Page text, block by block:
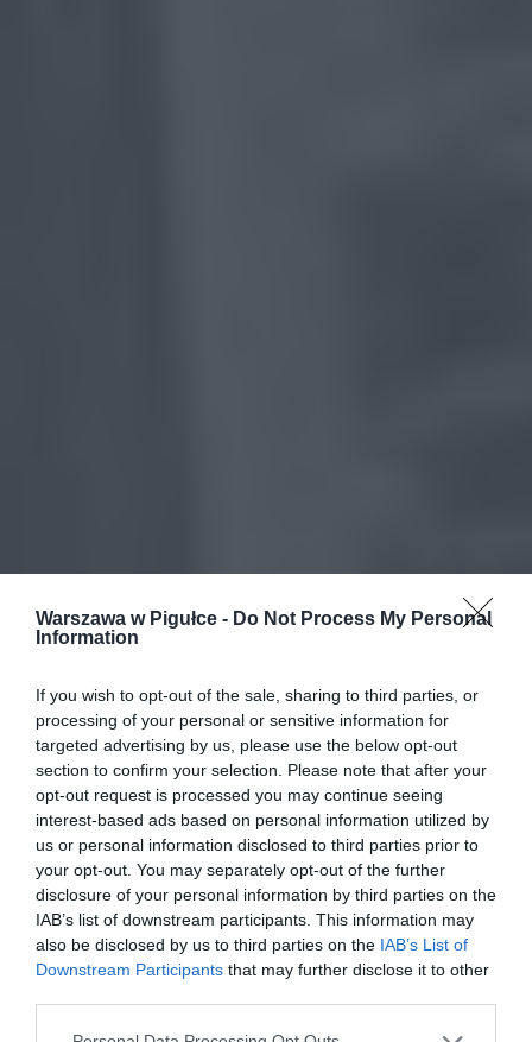
Warszawa w Pigułce - Do Not Process My Personal
Information
If you wish to opt-out of the sale, sharing to third parties, or
processing of your personal or sensitive information for
targeted advertising by us, please use the below opt-out
section to confirm your selection. Please note that after your
opt-out request is processed you may continue seeing
interest-based ads based on personal information utilized by
us or personal information disclosed to third parties prior to
your opt-out. You may separately opt-out of the further
disclosure of your personal information by third parties on the
IAB’s list of downstream participants. This information may
also be disclosed by us to third parties on the IAB’s List of
Downstream Participants that may further disclose it to other